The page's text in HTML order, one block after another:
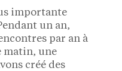
importante
un an,
par an à
matin, une
créé des